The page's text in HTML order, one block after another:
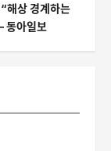
해상 경계하는
동아일보